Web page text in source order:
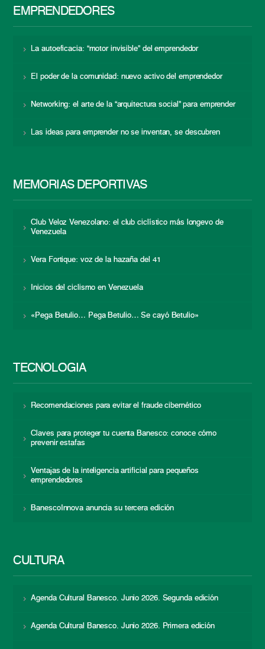
EMPRENDEDORES
La autoeficacia: “motor invisible” del emprendedor
El poder de la comunidad: nuevo activo del emprendedor
Networking: el arte de la “arquitectura social” para emprender
Las ideas para emprender no se inventan, se descubren
MEMORIAS DEPORTIVAS
Club Veloz Venezolano: el club ciclístico más longevo de
Venezuela
Vera Fortique: voz de la hazaña del 41
Inicios del ciclismo en Venezuela
«Pega Betulio… Pega Betulio… Se cayó Betulio»
TECNOLOGÍA
Recomendaciones para evitar el fraude cibernético
Claves para proteger tu cuenta Banesco: conoce cómo
prevenir estafas
Ventajas de la inteligencia artificial para pequeños
emprendedores
BanescoInnova anuncia su tercera edición
CULTURA
Agenda Cultural Banesco. Junio 2026. Segunda edición
Agenda Cultural Banesco. Junio 2026. Primera edición